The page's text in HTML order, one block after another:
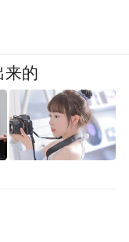
来的